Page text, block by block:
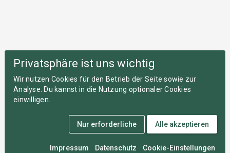
Privatsphäre ist uns wichtig
Wir nutzen Cookies für den Betrieb der Seite sowie zur
Analyse. Du kannst in die Nutzung optionaler Cookies
einwilligen.
Impressum Datenschutz Cookie-Einstellungen
Nur erforderliche Alle akzeptieren